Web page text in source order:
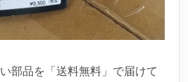
部品を「送料無料」で届けて